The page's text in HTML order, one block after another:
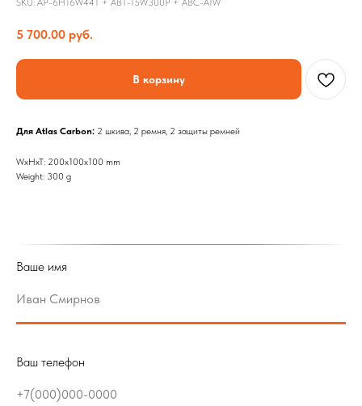
SKU: AP-6H16W44T + ABT-15W300P + ABC-A1W
5 700.00 руб.
В корзину
Для Atlas Carbon: 2 шкива, 2 ремня, 2 защиты ремней
WxHxT: 200x100x100 mm
Weight: 300 g
Ваше имя
Ваш телефон